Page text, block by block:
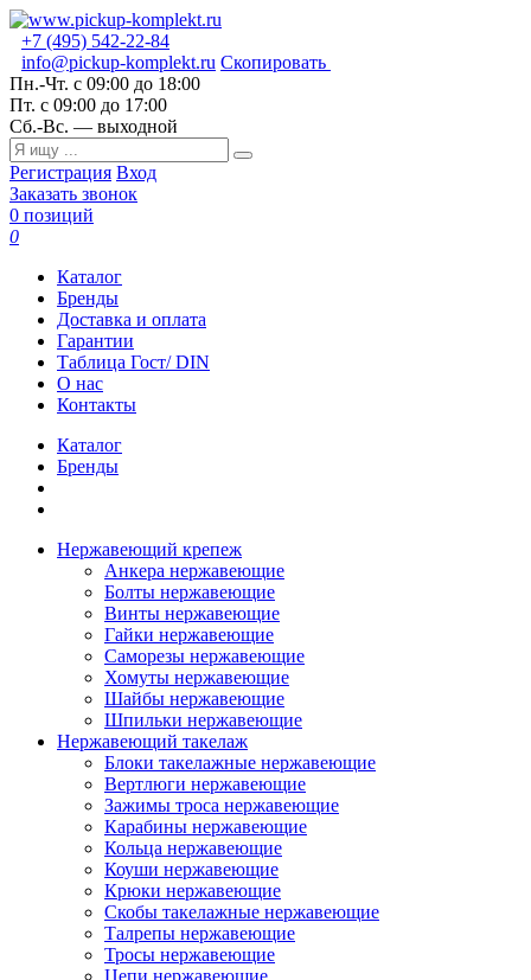
+7 (495) 542-22-84
info@pickup-komplekt.ru Скопировать
Пн.-Чт. с 09:00 до 18:00
Пт. с 09:00 до 17:00
Сб.-Вс. — выходной
Регистрация Вход
Заказать звонок
0 позиций
0
Каталог
Бренды
Доставка и оплата
Гарантии
Таблица Гост/ DIN
О нас
Контакты
Каталог
Бренды
Нержавеющий крепеж
Анкера нержавеющие
Болты нержавеющие
Винты нержавеющие
Гайки нержавеющие
Саморезы нержавеющие
Хомуты нержавеющие
Шайбы нержавеющие
Шпильки нержавеющие
Нержавеющий такелаж
Блоки такелажные нержавеющие
Вертлюги нержавеющие
Зажимы троса нержавеющие
Карабины нержавеющие
Кольца нержавеющие
Коуши нержавеющие
Крюки нержавеющие
Скобы такелажные нержавеющие
Талрепы нержавеющие
Тросы нержавеющие
Цепи нержавеющие